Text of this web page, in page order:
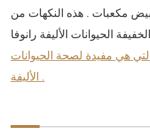
مكعبات . هذه النكهات من
الحيوانات الأليفة رانوفا
التي هي مفيدة لصحة الحيوانات
الأليفة .